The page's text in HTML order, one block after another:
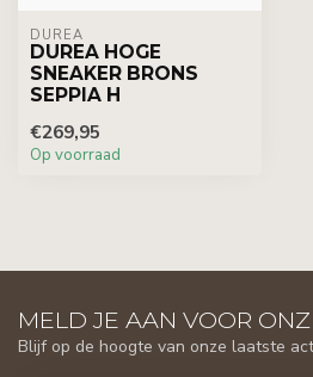
DUREA
DUREA HOGE
SNEAKER BRONS
SEPPIA H
€269,95
Op voorraad
MELD JE AAN VOOR
Blijf op de hoogte van onze laatste